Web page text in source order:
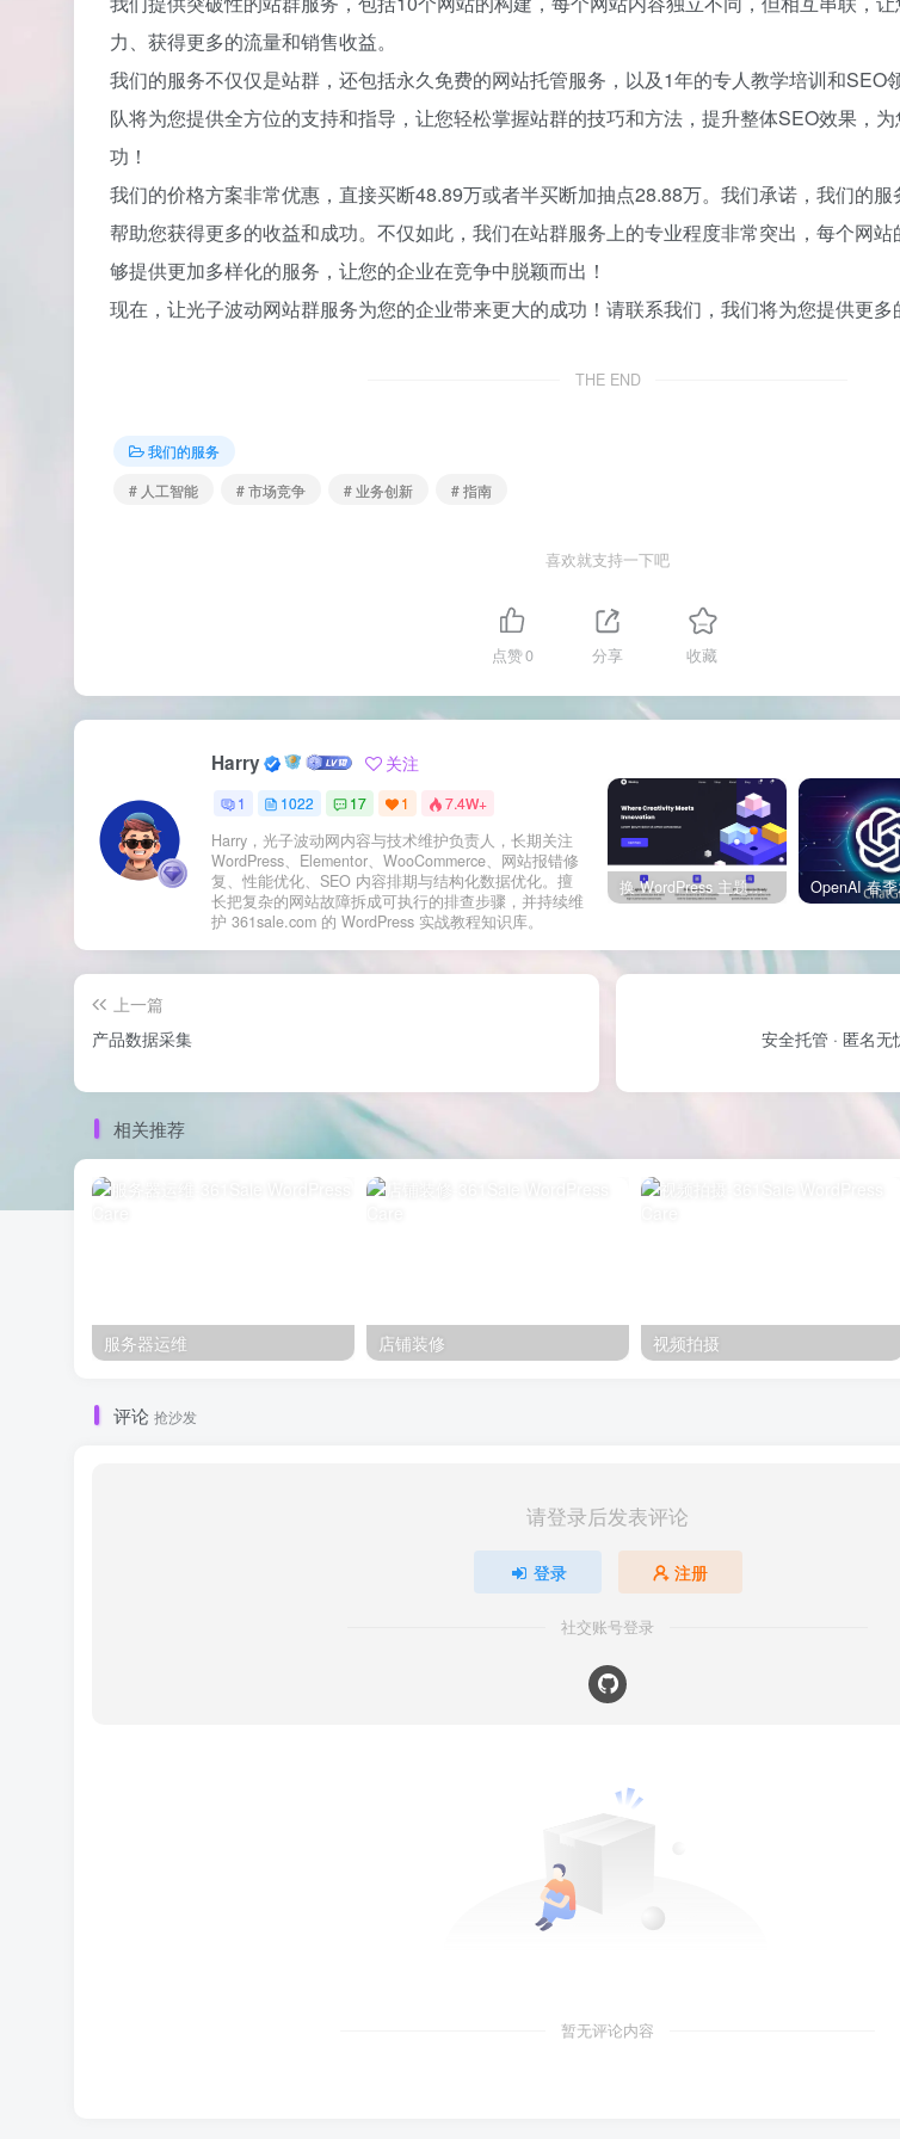
力、获得更多的流量和销售收益。
我们的服务不仅仅是站群，还包括永久免费的网站托管服务，以及1年的专人教学培训和SEO
队将为您提供全方位的支持和指导，让您轻松掌握站群的技巧和方法，提升整体SEO效果，
功！
我们的价格方案非常优惠，直接买断48.89万或者半买断加抽点28.88万。我们承诺，我们的服
帮助您获得更多的收益和成功。不仅如此，我们在站群服务上的专业程度非常突出，每个网
够提供更加多样化的服务，让您的企业在竞争中脱颖而出！
现在，让光子波动网站群服务为您的企业带来更大的成功！请联系我们，我们将为您提供更多
THE END
我们的服务
# 人工智能
# 市场竞争 # 业务创新 # 指南
喜欢就支持一下吧
点赞0 分享 收藏
Harry 关注
1 1022 17 1 7.4W+
Harry，光子波动网内容与技术维护负责人，长期关注
WordPress、Elementor、WooCommerce、网站报错修
复、性能优化、SEO 内容排期与结构化数据优化。擅
长把复杂的网站故障拆成可执行的排查步骤，并持续维
护 361sale.com 的 WordPress 实战教程知识库。
换 WordPress 主题前先看这份清单：Kadence、Blocksy Pro 与 WoodMart 的实操配置教程
上一篇
产品数据采集
安全托管 · 匿名
相关推荐
服务器运维 店铺装修 视频拍摄
评论 抢沙发
请登录后发表评论
登录 注册
社交账号登录
暂无评论内容